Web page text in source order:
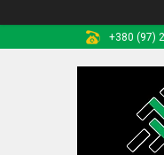
+380 (97)